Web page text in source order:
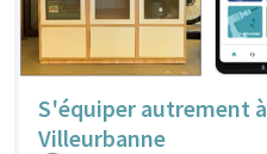
S'équiper autrement à
Villeurbanne